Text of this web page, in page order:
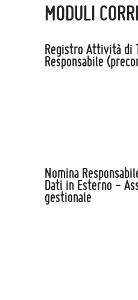
MODULI
Registro Attività di
Responsabile
Nomina
Dati in Esterno -
gestionale